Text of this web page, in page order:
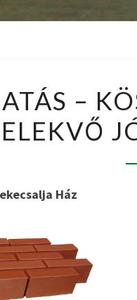
–
Ház